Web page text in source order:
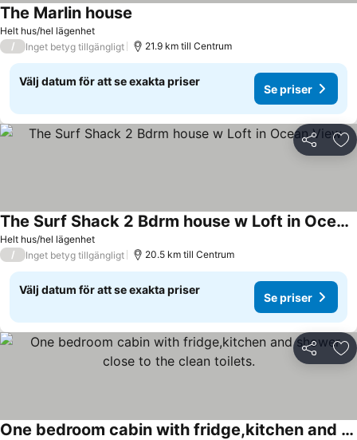
Helt hus/hel lägenhet
The Marlin house
/ Inget betyg tillgängligt 21.9 km till Centrum
Välj datum för att se exakta priser
Se priser
Dela
Helt hus/hel lägenhet
The Surf Shack 2 Bdrm house w Loft in Ocean View
/ Inget betyg tillgängligt 20.5 km till Centrum
Välj datum för att se exakta priser
Se priser
Dela
One bedroom cabin with fridge,kitchen and shower close to the clean toilets.